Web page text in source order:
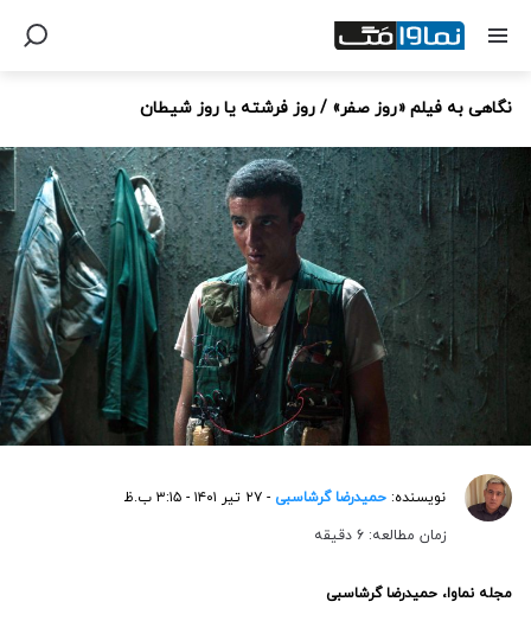
نگاهی به فیلم «روز صفر» / روز فرشته یا روز شیطان
نویسنده: حمیدرضا گرشاسبی - ۲۷ تیر ۱۴۰۱ - ۳:۱۵ ب.ظ
زمان مطالعه: 6 دقیقه
مجله نماوا، حمیدرضا گرشاسبی